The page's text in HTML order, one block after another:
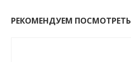
РЕКОМЕНДУЕМ ПОСМОТРЕТЬ